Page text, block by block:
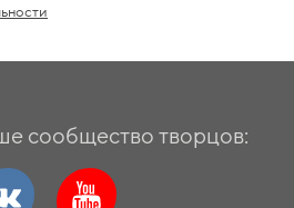
сообщество творцов: